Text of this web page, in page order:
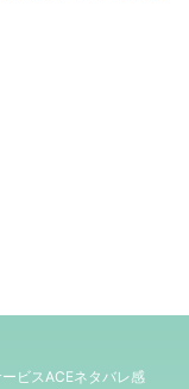
ビスACEネタバレ感